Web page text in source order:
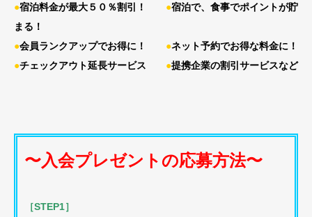
●宿泊料金が最大５０％割引！ ●宿泊で、食事でポイントが貯
まる！
●会員ランクアップでお得に！ ●ネット予約でお得な料金に！
●チェックアウト延長サービス ●提携企業の割引サービスなど
〜入会プレゼントの応募方法〜
［STEP1］